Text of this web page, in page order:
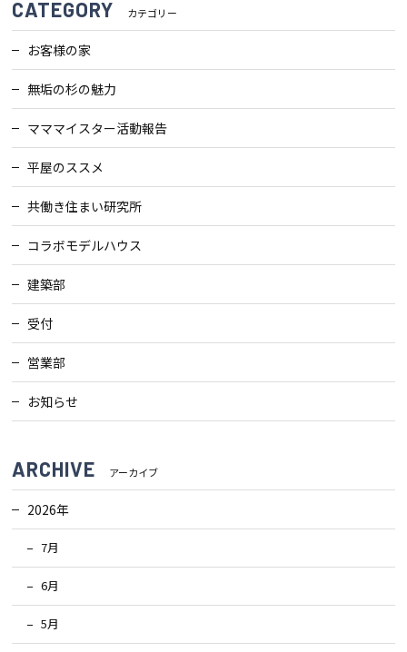
CATEGORY カテゴリー
お客様の家
無垢の杉の魅力
マママイスター活動報告
平屋のススメ
共働き住まい研究所
コラボモデルハウス
建築部
受付
営業部
お知らせ
ARCHIVE アーカイブ
2026年
7月
6月
5月